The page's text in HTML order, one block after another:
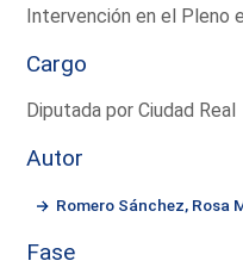
Intervención en el Pleno
Cargo
Diputada por Ciudad Real
Autor
Romero Sánchez, Rosa
Fase